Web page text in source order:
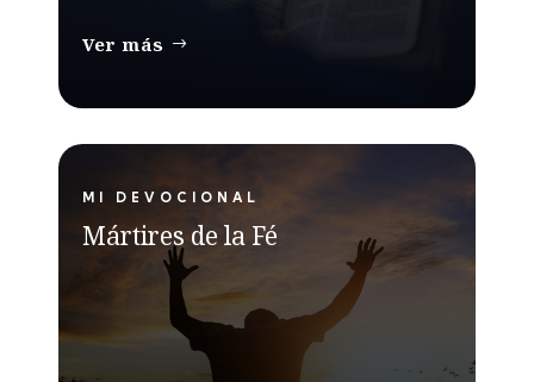
Ver más
MI DEVOCIONAL
Mártires de la Fé